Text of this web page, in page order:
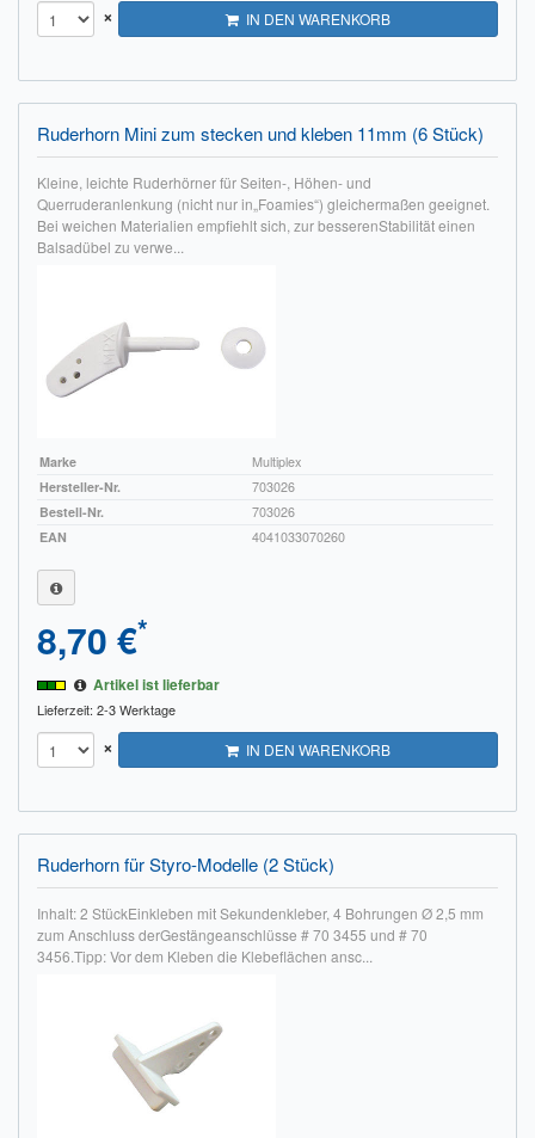
× IN DEN WARENKORB
Ruderhorn Mini zum stecken und kleben 11mm (6 Stück)
Kleine, leichte Ruderhörner für Seiten-, Höhen- und
Querruderanlenkung (nicht nur in„Foamies“) gleichermaßen geeignet.
Bei weichen Materialien empfiehlt sich, zur besserenStabilität einen
Balsadübel zu verwe...
Marke
Multiplex
Hersteller-Nr.
703026
Bestell-Nr.
703026
EAN
4041033070260
8,70 €*
Artikel ist lieferbar
Lieferzeit: 2-3 Werktage
× IN DEN WARENKORB
Ruderhorn für Styro-Modelle (2 Stück)
Inhalt: 2 StückEinkleben mit Sekundenkleber, 4 Bohrungen Ø 2,5 mm
zum Anschluss derGestängeanschlüsse # 70 3455 und # 70
3456.Tipp: Vor dem Kleben die Klebeflächen ansc...